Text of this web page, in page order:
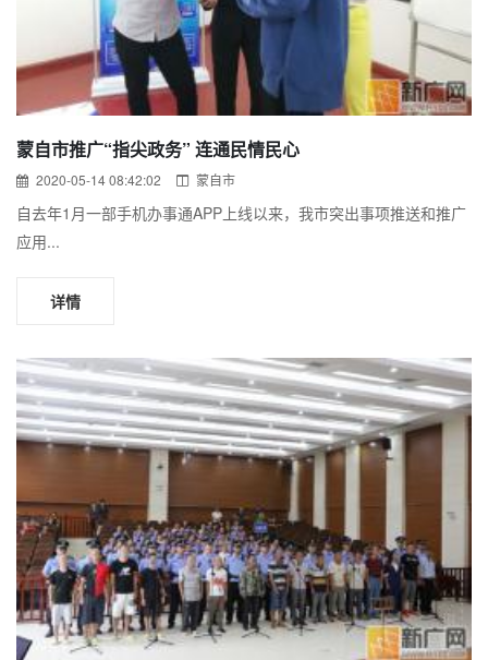
蒙自市推广“指尖政务” 连通民情民心
2020-05-14 08:42:02 蒙自市
自去年1月一部手机办事通APP上线以来，我市突出事项推送和推广
应用...
详情